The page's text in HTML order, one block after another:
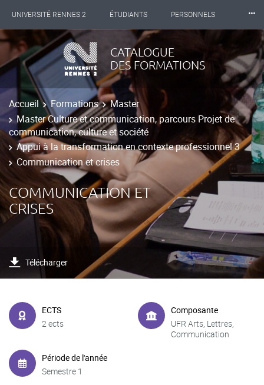
UNIVERSITÉ RENNES 2 ÉTUDIANTS PERSONNELS
INTERNATIONAL PROFESSIONNELS BIBLIOTHÈQUES
LES NOUVELLES DE RENNES 2
⸱⸱⸱
CATALOGUE
DES FORMATIONS
Accueil Formations
Master
Master Culture et communication, parcours Projet de
communication, culture et société
Appui à la transformation en contexte professionnel 3
Communication et crises
COMMUNICATION ET
CRISES
Télécharger
ECTS
2 ects
Composante
UFR Arts, Lettres,
Communication
Période de l'année
Semestre 1